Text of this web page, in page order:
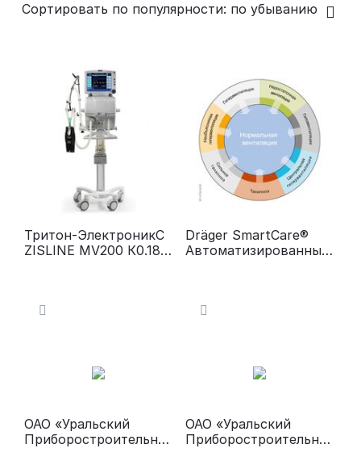
Сортировать по популярности: по убыванию
Тритон-ЭлектроникС
ZISLINE МV200 К0.18
Dräger SmartCare®
Автоматизированный
ОАО «Уральский
Приборостроительны
ОАО «Уральский
Приборостроительны